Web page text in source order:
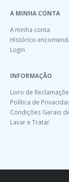
A MINHA CONTA
A minha conta
Histórico
Login
INFORMAÇÃO
Livro de
Política de
Condições Gerais
Lavar e Tratar